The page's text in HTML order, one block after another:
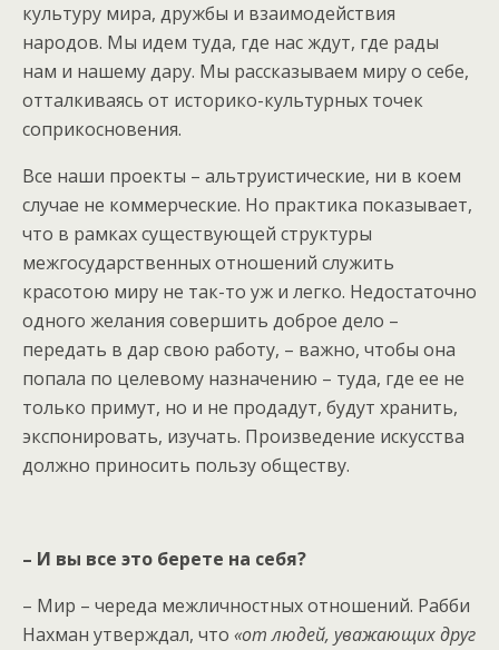
культуру мира, дружбы и взаимодействия
народов. Мы идем туда, где нас ждут, где рады
нам и нашему дару. Мы рассказываем миру о себе,
отталкиваясь от историко-культурных точек
соприкосновения.
Все наши проекты – альтруистические, ни в коем
случае не коммерческие. Но практика показывает,
что в рамках существующей структуры
межгосударственных отношений служить
красотою миру не так-то уж и легко. Недостаточно
одного желания совершить доброе дело –
передать в дар свою работу, – важно, чтобы она
попала по целевому назначению – туда, где ее не
только примут, но и не продадут, будут хранить,
экспонировать, изучать. Произведение искусства
должно приносить пользу обществу.
– И вы все это берете на себя?
– Мир – череда межличностных отношений. Рабби
Нахман утверждал, что «от людей, уважающих друг